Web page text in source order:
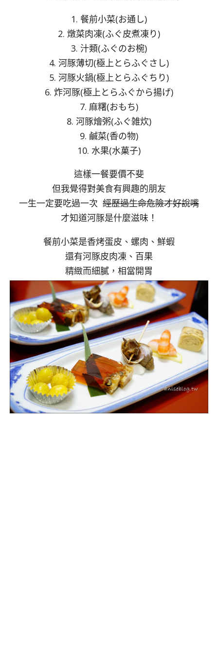
1. 餐前小菜(お通し)
2. 燉菜肉凍(ふぐ皮煮凍り)
3. 汁類(ふぐのお椀)
4. 河豚薄切(極上とらふぐさし)
5. 河豚火鍋(極上とらふぐちり)
6. 炸河豚(極上とらふぐから揚げ)
7. 麻糬(おもち)
8. 河豚燴粥(ふぐ雑炊)
9. 鹹菜(香の物)
10. 水果(水菓子)
這樣一餐要價不斐
但我覺得對美食有興趣的朋友
一生一定要吃過一次 經歷過生命危險才好說嘴
才知道河豚是什麼滋味！
餐前小菜是香烤蛋皮、螺肉、鮮蝦
還有河豚皮肉凍、百果
精緻而細膩，相當開胃